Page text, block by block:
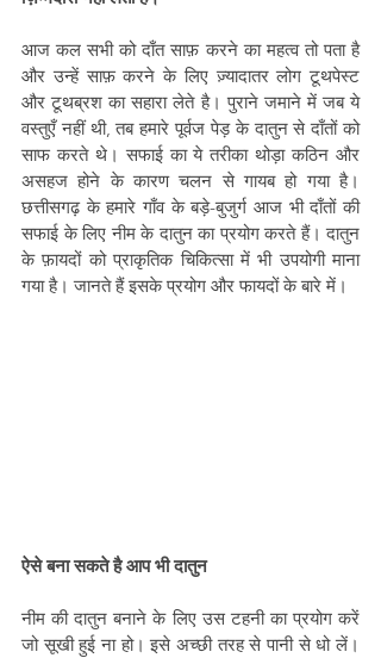
आज कल सभी को दाँत साफ़ करने का महत्व तो पता है
और उन्हें साफ़ करने के लिए ज़्यादातर लोग ​टूथपेस्ट
और टूथब्रश का सहारा लेते है। पुराने जमाने में जब ये
वस्तुएँ नहीं थी, तब हमारे पूर्वज पेड़ के दातुन से दाँतों को
साफ करते थे। सफाई का ये तरीका थोड़ा कठिन और
असहज होने के कारण चलन से गायब हो गया है।
छत्तीसगढ़ के हमारे गाँव के बड़े-बुजुर्ग आज भी दाँतों की
सफाई के लिए नीम के दातुन का प्रयोग करते हैं। दातुन
के फ़ायदों को प्राकृतिक चिकित्सा में भी उपयोगी माना
गया है। जानते हैं इसके प्रयोग और फायदों के बारे में।
ऐसे बना सकते है आप भी दातुन
नीम की दातुन बनाने के लिए उस टहनी का प्रयोग करें
जो सूखी हुई ना हो। इसे अच्छी तरह से पानी से धो लें।